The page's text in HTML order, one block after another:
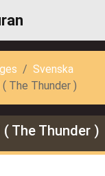
Svenska
( The Thunder )
( The Thunder )